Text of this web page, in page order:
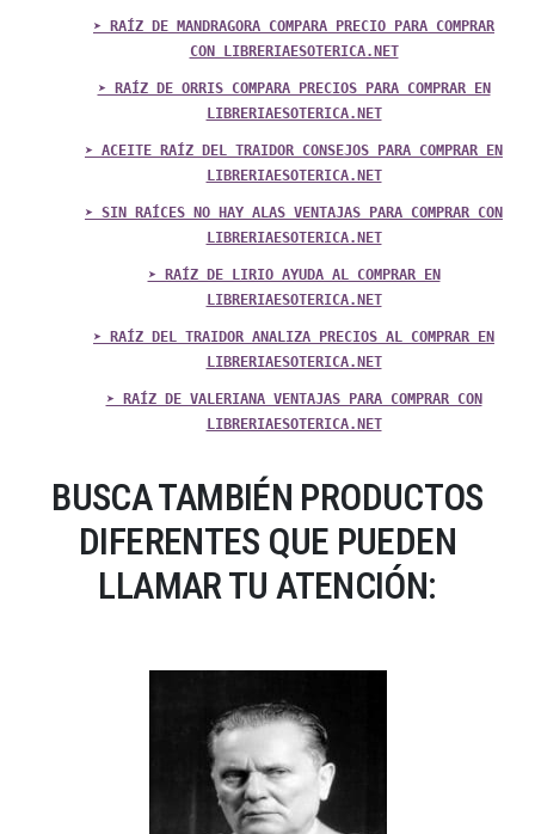
➤ RAÍZ DE MANDRAGORA COMPARA PRECIO PARA COMPRAR
CON LIBRERIAESOTERICA.NET
➤ RAÍZ DE ORRIS COMPARA PRECIOS PARA COMPRAR EN
LIBRERIAESOTERICA.NET
➤ ACEITE RAÍZ DEL TRAIDOR CONSEJOS PARA COMPRAR EN
LIBRERIAESOTERICA.NET
➤ SIN RAÍCES NO HAY ALAS VENTAJAS PARA COMPRAR CON
LIBRERIAESOTERICA.NET
➤ RAÍZ DE LIRIO AYUDA AL COMPRAR EN
LIBRERIAESOTERICA.NET
➤ RAÍZ DEL TRAIDOR ANALIZA PRECIOS AL COMPRAR EN
LIBRERIAESOTERICA.NET
➤ RAÍZ DE VALERIANA VENTAJAS PARA COMPRAR CON
LIBRERIAESOTERICA.NET
BUSCA TAMBIÉN PRODUCTOS
DIFERENTES QUE PUEDEN
LLAMAR TU ATENCIÓN: